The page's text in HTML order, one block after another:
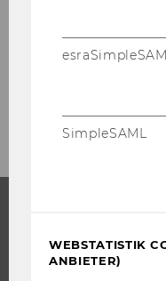
Student
News Student
SimpleSAML
WEBSTATISTIK
ANBIETER)